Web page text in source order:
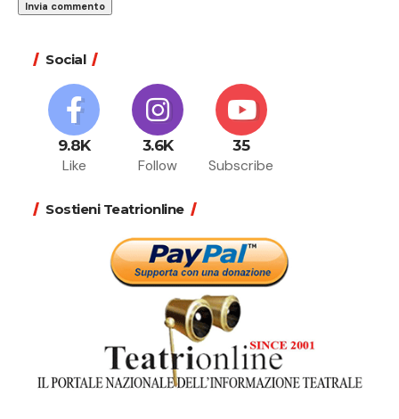
Social
9.8K
Like
3.6K
Follow
35
Subscribe
Sostieni Teatrionline